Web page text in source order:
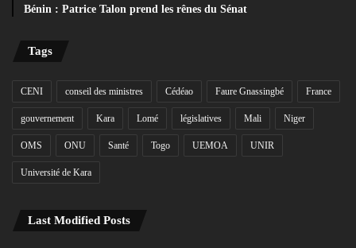
Bénin : Patrice Talon prend les rênes du Sénat
Tags
CENI conseil des ministres Cédéao Faure Gnassingbé France
gouvernement Kara Lomé législatives Mali Niger
OMS ONU Santé Togo UEMOA UNIR
Université de Kara
Last Modified Posts